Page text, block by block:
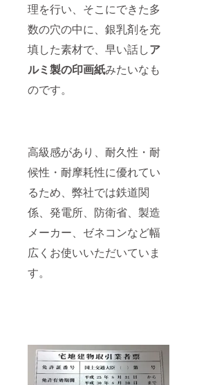
理を行い、そこにできた多
数の穴の中に、銀乳剤を充
填した素材で、早い話しア
ルミ製の印画紙みたいなも
のです。
高級感があり、耐久性・耐
候性・耐摩耗性に優れてい
るため、弊社では鉄道関
係、発電所、防衛省、製造
メーカー、ゼネコンなど幅
広くお使いいただいていま
す。